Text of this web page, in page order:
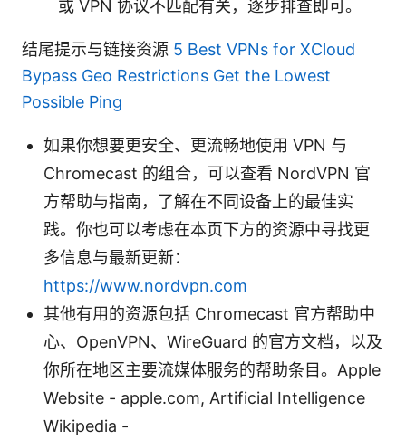
或 VPN 协议不匹配有关，逐步排查即可。
结尾提示与链接资源 5 Best VPNs for XCloud
Bypass Geo Restrictions Get the Lowest
Possible Ping
如果你想要更安全、更流畅地使用 VPN 与
Chromecast 的组合，可以查看 NordVPN 官
方帮助与指南，了解在不同设备上的最佳实
践。你也可以考虑在本页下方的资源中寻找更
多信息与最新更新：
https://www.nordvpn.com
其他有用的资源包括 Chromecast 官方帮助中
心、OpenVPN、WireGuard 的官方文档，以及
你所在地区主要流媒体服务的帮助条目。Apple
Website - apple.com, Artificial Intelligence
Wikipedia -